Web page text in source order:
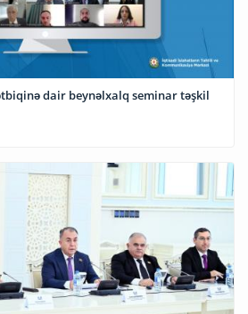
dair beynəlxalq seminar təşkil